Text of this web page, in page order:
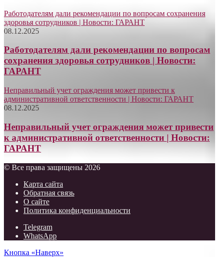
Работодателям дали рекомендации по вопросам сохранения
здоровья сотрудников | Новости: ГАРАНТ
08.12.2025
Работодателям дали рекомендации по вопросам
сохранения здоровья сотрудников | Новости:
ГАРАНТ
Неправильный учет ограждения может привести к
административной ответственности | Новости: ГАРАНТ
08.12.2025
Неправильный учет ограждения может привести
к административной ответственности | Новости:
ГАРАНТ
© Все права защищены 2026
Карта сайта
Обратная связь
О сайте
Политика конфиденциальности
Telegram
WhatsApp
Кнопка «Наверх»